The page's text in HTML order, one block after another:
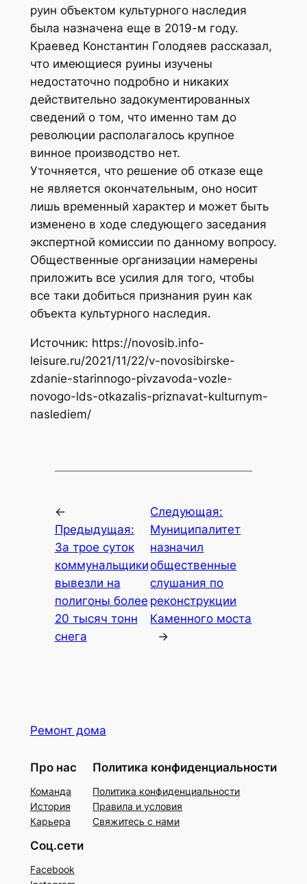
руин объектом культурного наследия
была назначена еще в 2019-м году.
Краевед Константин Голодяев рассказал,
что имеющиеся руины изучены
недостаточно подробно и никаких
действительно задокументированных
сведений о том, что именно там до
революции располагалось крупное
винное производство нет.
Уточняется, что решение об отказе еще
не является окончательным, оно носит
лишь временный характер и может быть
изменено в ходе следующего заседания
экспертной комиссии по данному вопросу.
Общественные организации намерены
приложить все усилия для того, чтобы
все таки добиться признания руин как
объекта культурного наследия.
Источник: https://novosib.info-
leisure.ru/2021/11/22/v-novosibirske-
zdanie-starinnogo-pivzavoda-vozle-
novogo-lds-otkazalis-priznavat-kulturnym-
naslediem/
←
Предыдущая:
За трое суток
коммунальщики
вывезли на
полигоны более
20 тысяч тонн
снега
Следующая:
Муниципалитет
назначил
общественные
слушания по
реконструкции
Каменного моста
→
Ремонт дома
Про нас
Команда
История
Карьера
Политика конфиденциальности
Политика конфиденциальности
Правила и условия
Свяжитесь с нами
Соц.сети
Facebook